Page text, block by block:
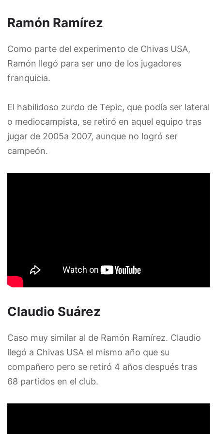
Ramón Ramírez
Como parte del experimento de Chivas USA,
Ramón llegó para ser uno de los jugadores
franquicia.
El habilidoso zurdo de Tepic, que podía ser lateral
o mediocampista, se retiró en aquel equipo tras
jugar de 2005a 2007, aunque no logró ser
campeón.
Claudio Suárez
Caso muy similar al de Ramón Ramírez. Claudio
llegó a Chivas USA el mismo año que su
compañero pero se retiró 4 años después tras
68 partidos en el club.